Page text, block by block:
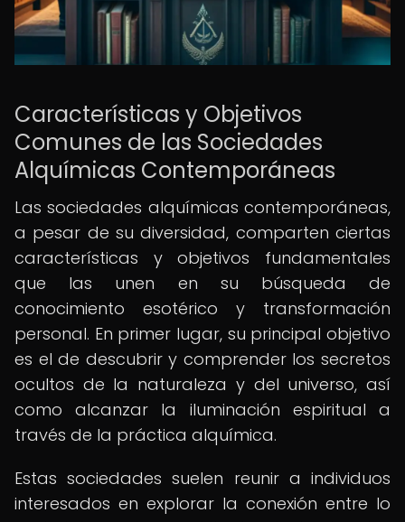
Características y Objetivos
Comunes de las Sociedades
Alquímicas Contemporáneas
Las sociedades alquímicas contemporáneas,
a pesar de su diversidad, comparten ciertas
características y objetivos fundamentales
que las unen en su búsqueda de
conocimiento esotérico y transformación
personal. En primer lugar, su principal objetivo
es el de descubrir y comprender los secretos
ocultos de la naturaleza y del universo, así
como alcanzar la iluminación espiritual a
través de la práctica alquímica.
Estas sociedades suelen reunir a individuos
interesados en explorar la conexión entre lo